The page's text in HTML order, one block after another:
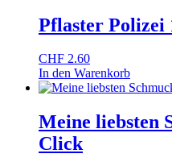
Pflaster Polizei
CHF 2.60
In den Warenkorb
Meine liebsten
Click